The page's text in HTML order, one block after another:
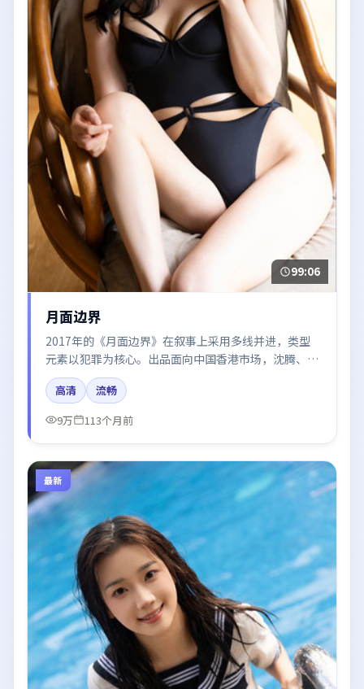
99:06
月面边界
2017年的《月面边界》在叙事上采用多线并进，类型
元素以犯罪为核心。出品面向中国香港市场，沈腾、朱
一龙、迪丽热巴、段奕宏所饰角色推动关键反转，结尾
留白引发讨论。
高清
流畅
9万
113个月前
最新